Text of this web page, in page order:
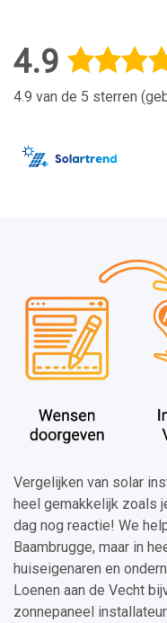
4.9
4.9 van de 5 sterren
Vergelijken van solar
heel gemakkelijk zoals
dag nog reactie! We
Baambrugge, maar in
huiseigenaren en
Loenen aan de Vecht
zonnepaneel installateur.